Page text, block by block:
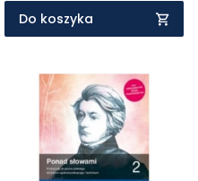
Do koszyka